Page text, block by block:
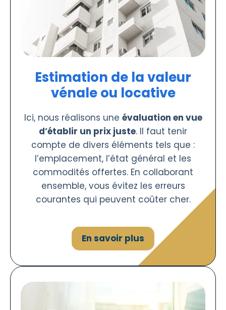
Estimation de la valeur
vénale ou locative
Ici, nous réalisons une évaluation en vue
d’établir un prix juste. Il faut tenir
compte de divers éléments tels que :
l’emplacement, l’état général et les
commodités offertes. En collaborant
ensemble, vous évitez les erreurs
courantes qui peuvent coûter cher.
En savoir plus